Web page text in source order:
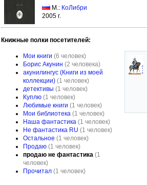
М.: КоЛибри
2005 г.
Книжные полки посетителей:
Мои книги (6 человек)
Борис Акунин (2 человека)
акунилингус (Книги из моей
коллекции) (1 человек)
детективы (1 человек)
Куплю (1 человек)
Любимые книги (1 человек)
Мои библиотека (1 человек)
Наша фантастика (1 человек)
Не фантастика RU (1 человек)
Остальное (1 человек)
Продаю (1 человек)
продаю не фантастика (1
человек)
Прочитал (1 человек)